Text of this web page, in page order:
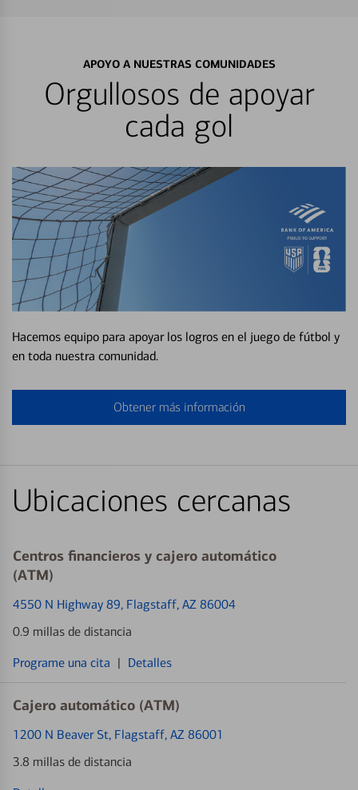
APOYO A NUESTRAS COMUNIDADES
Orgullosos de apoyar
cada gol
Hacemos equipo para apoyar los logros en el juego de fútbol y
en toda nuestra comunidad.
Obtener más información
Ubicaciones cercanas
Centros financieros y cajero automático
(ATM)
4550 N Highway 89, Flagstaff, AZ 86004
0.9 millas de distancia
Programe una cita | Detalles
Cajero automático (ATM)
1200 N Beaver St, Flagstaff, AZ 86001
3.8 millas de distancia